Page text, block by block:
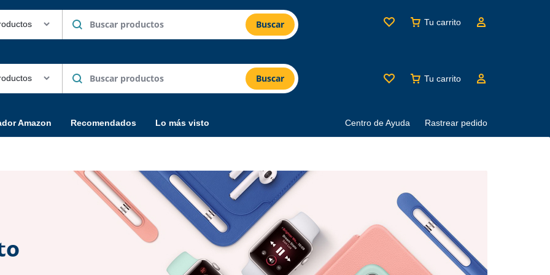
Buscar Tu carrito
Amazon Recomendados Lo más visto Centro de Ayuda Rastrear pedido
Buscar Tu carrito